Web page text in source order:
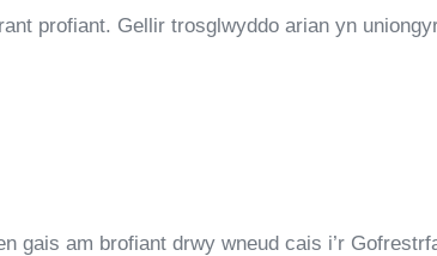
profiant. Gellir trosglwyddo arian yn
gais am brofiant drwy wneud cais i’r